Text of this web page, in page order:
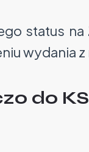
status na
wydania z
do